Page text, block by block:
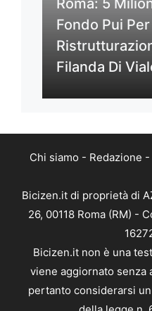
Roma: 5
Fondo Pui Per
Filanda Di
Chi siamo - Redazione -
Bicizen.it di proprietà di
26, 00118 Roma (RM) -
Bicizen.it non è una
viene aggiornato senza
pertanto considerarsi